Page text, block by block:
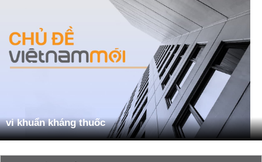
vi khuẩn kháng thuốc